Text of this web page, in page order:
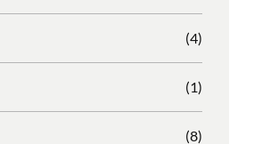
(4)
(1)
(8)